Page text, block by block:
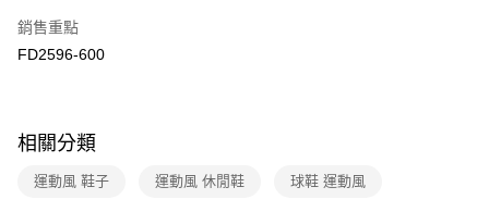
ATM／網路銀行／等多元方式進行付款，方視為交易完成。
※ 請注意：結帳手續完成當下不需立刻繳費，但若您需要取消訂單，請聯絡
購買商品的店家。未經商家同意取消之訂單仍視為有效，需透過AFTEE先享
客戶支援中心」
【注意事項】
１．透過由恩沛科技股份有限公司提供之「AFTEE先享後付」服務完成之交
付款後7-11取貨
免運費
銷售重點
FD2596-600
相關分類
運動風 鞋子 運動風 休閒鞋 球鞋 運動風